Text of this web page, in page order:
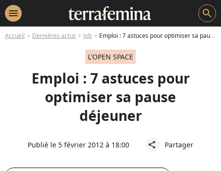
menu search
Accueil Dernières actus Job Emploi : 7 astuces pour optimiser sa pause déjeuner
L'OPEN SPACE
Emploi : 7 astuces pour
optimiser sa pause
déjeuner
Publié le 5 février 2012 à 18:00 share Partager